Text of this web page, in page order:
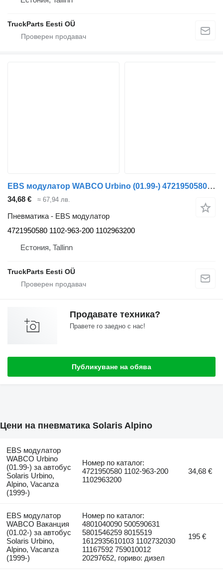
TruckParts Eesti OÜ
EBS модулатор WABCO Urbino (01.99-) 4721950580 за автобус Solaris Urbino, Alpino, Vacanza (1999-)
34,68 € ≈ 67,94 лв.
Пневматика - EBS модулатор
4721950580 1102-963-200 1102963200
Естония, Tallinn
TruckParts Eesti OÜ
Продавате техника?
Правете го заедно с нас!
Публикуване на обява
Цени на пневматика Solaris Alpino
EBS модулатор
WABCO Urbino
(01.99-) за автобус
Solaris Urbino,
Alpino, Vacanza
(1999-)
Номер по каталог:
4721950580 1102-963-200
1102963200
34,68 €
EBS модулатор
WABCO Ваканция
(01.02-) за автобус
Solaris Urbino,
Alpino, Vacanza
(1999-)
Номер по каталог:
4801040090 500590631
5801546259 8015519
1612935610103 1102732030
11167592 759010012
20297652, гориво: дизел
195 €